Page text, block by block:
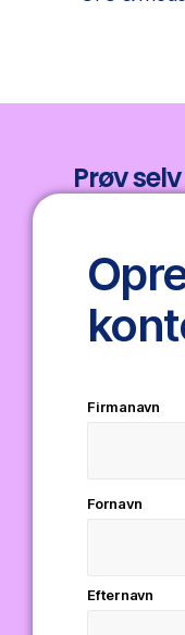
Prøv
Firmanavn
Fornavn
Efternavn